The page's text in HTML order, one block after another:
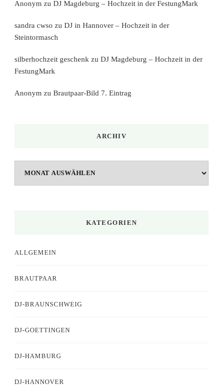
Anonym zu DJ Magdeburg – Hochzeit in der FestungMark
sandra cwso zu DJ in Hannover – Hochzeit in der
Steintormasch
silberhochzeit geschenk zu DJ Magdeburg – Hochzeit in der
FestungMark
Anonym zu Brautpaar-Bild 7. Eintrag
ARCHIV
KATEGORIEN
ALLGEMEIN
BRAUTPAAR
DJ-BRAUNSCHWEIG
DJ-GOETTINGEN
DJ-HAMBURG
DJ-HANNOVER